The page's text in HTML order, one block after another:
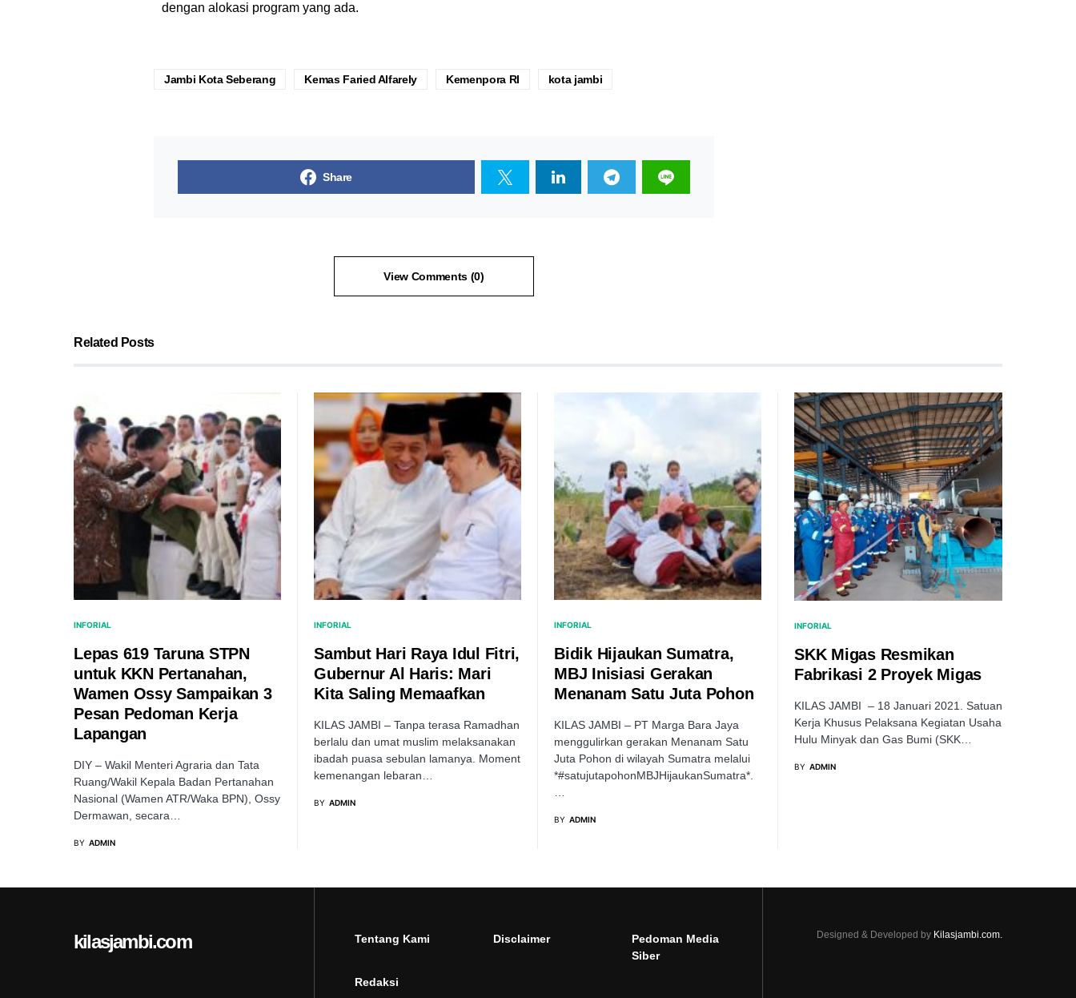
dengan alokasi program yang ada.
Jambi Kota Seberang Kemas Faried Alfarely Kemenpora RI kota jambi
Share
View Comments (0)
Related Posts
INFORIAL
Lepas 619 Taruna STPN
untuk KKN Pertanahan,
Wamen Ossy Sampaikan 3
Pesan Pedoman Kerja
Lapangan
DIY – Wakil Menteri Agraria dan Tata
Ruang/Wakil Kepala Badan Pertanahan
Nasional (Wamen ATR/Waka BPN), Ossy
Dermawan, secara…
BY ADMIN
INFORIAL
Sambut Hari Raya Idul Fitri,
Gubernur Al Haris: Mari
Kita Saling Memaafkan
KILAS JAMBI – Tanpa terasa Ramadhan
berlalu dan umat muslim melaksanakan
ibadah puasa sebulan lamanya. Moment
kemenangan lebaran…
BY ADMIN
INFORIAL
Bidik Hijaukan Sumatra,
MBJ Inisiasi Gerakan
Menanam Satu Juta Pohon
KILAS JAMBI – PT Marga Bara Jaya
menggulirkan gerakan Menanam Satu
Juta Pohon di wilayah Sumatra melalui
*#satujutapohonMBJHijaukanSumatra*.
BY ADMIN
INFORIAL
SKK Migas Resmikan
Fabrikasi 2 Proyek Migas
KILAS JAMBI – 18 Januari 2021. Satuan
Kerja Khusus Pelaksana Kegiatan Usaha
Hulu Minyak dan Gas Bumi (SKK…
BY ADMIN
kilasjambi.com Tentang Kami Disclaimer
Pedoman Media
Siber
Redaksi
Designed & Developed by Kilasjambi.com.